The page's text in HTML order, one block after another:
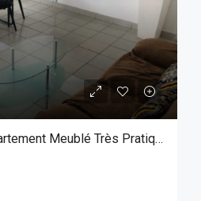
LGC-049 – Petit Appartement Meublé Très Pratique, Situé Au Centre-Ville Et D’accès Facile